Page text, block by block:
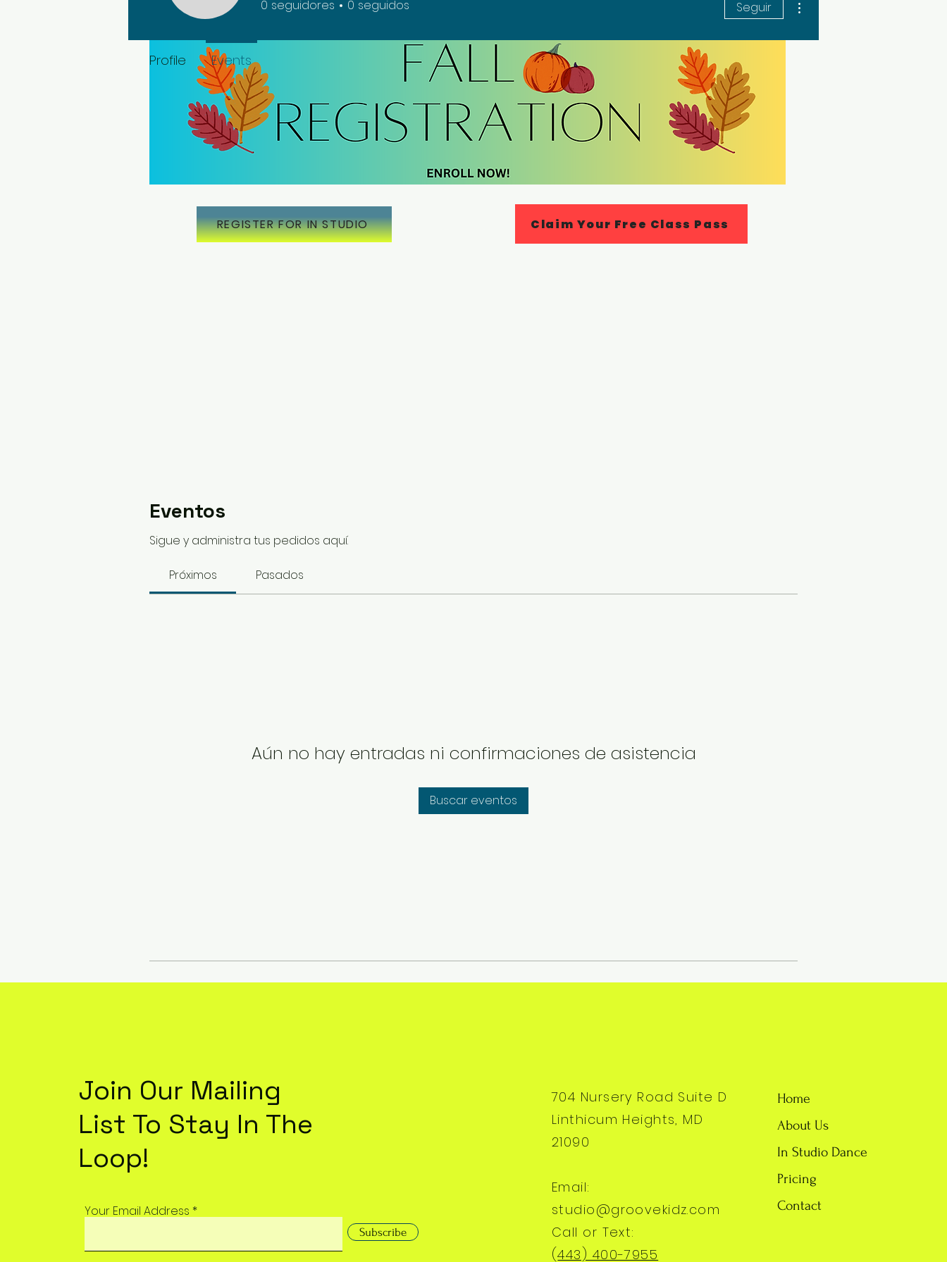
REGISTER FOR IN STUDIO Claim Your Free Class Pass
Eventos
Sigue y administra tus pedidos aquí.
Próximos Pasados
Aún no hay entradas ni confirmaciones de asistencia
Buscar eventos
0 seguidores 0 seguidos Seguir
Profile Events
Join Our Mailing
List To Stay In The
Loop!
Your Email Address
Subscribe
704 Nursery Road Suite D
Linthicum Heights, MD
21090
Email:
studio@groovekidz.com
Call or Text:
(443) 400-7955
Home
About Us
In Studio Dance
Pricing
Contact